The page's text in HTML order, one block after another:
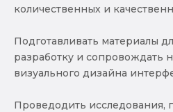
количественных и
Подготавливать материалы
разработку и сопровождать
визуального дизайна
Проведодить исследования,